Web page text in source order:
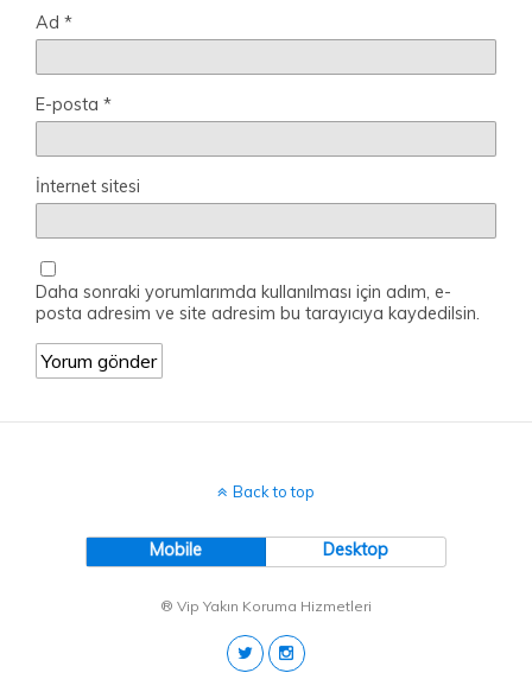
Ad *
E-posta *
İnternet sitesi
Daha sonraki yorumlarımda kullanılması için adım, e-
posta adresim ve site adresim bu tarayıcıya kaydedilsin.
Back to top
Mobile Desktop
® Vip Yakın Koruma Hizmetleri